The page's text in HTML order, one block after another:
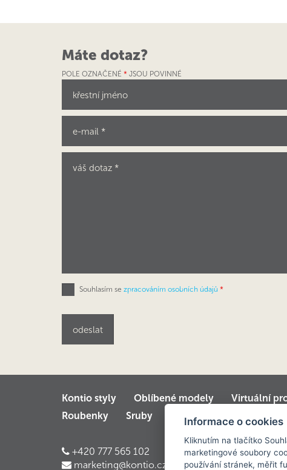
Máte dotaz?
POLE OZNAČENÉ * JSOU POVINNÉ
Souhlasím se zpracováním osobních údajů *
Kontio styly Oblíbené modely Virtuální
Roubenky
Sruby Velké luxusní srubové
+420 777 565 102
marketing@kontio.cz
Informace o cookies
Kliknutím na tlačítko
marketingové soubory
používání stránek, měřit